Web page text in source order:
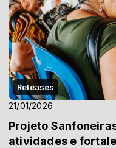
Releases
21/01/2026
Projeto
atividades e